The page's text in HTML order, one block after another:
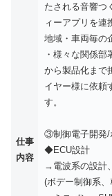
仕事
内容
たされる音響つ
ィーアプリを連
地域・車両毎の
・様々な関係
から製品化まで
イヤー様に依頼
す。
③制御電子開発/
◆ECU設計
→電波系の設計
(ボデー制御系